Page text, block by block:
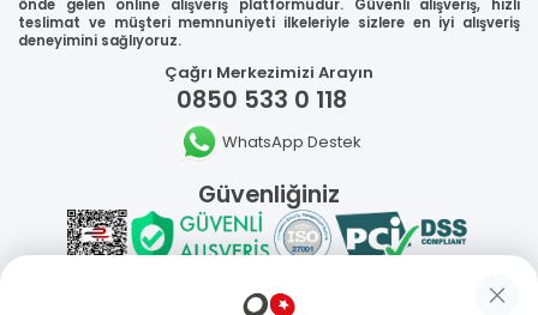
önde gelen online alışveriş platformudur. Güvenli alışveriş, hızlı
teslimat ve müşteri memnuniyeti ilkeleriyle sizlere en iyi alışveriş
deneyimini sağlıyoruz.
Çağrı Merkezimizi Arayın
0850 533 0 118
WhatsApp Destek
Güvenliğiniz
Sosyal Medya